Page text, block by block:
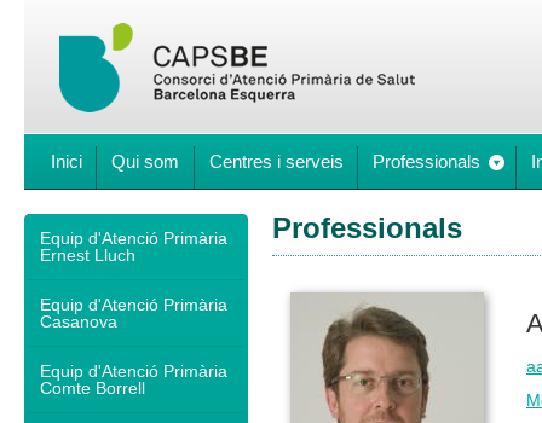
Inici Qui som Centres i serveis Professionals
Equip d'Atenció Primària
Ernest Lluch
Equip d'Atenció Primària
Casanova
Equip d'Atenció Primària
Comte Borrell
Professionals